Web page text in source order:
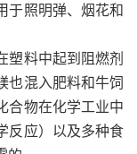
于照明弹、烟花和
塑料中起到阻燃剂
也混入肥料和牛饲
合物在化学工业中
反应）以及多种食